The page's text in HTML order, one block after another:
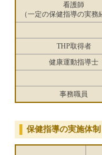
看護師
（一定の保健指導の実務
THP取得者
健康運動指導士
事務職員
保健指導の実施体制